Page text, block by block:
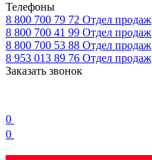
Телефоны
8 800 700 79 72 Отдел продаж
8 800 700 41 99 Отдел продаж
8 800 700 53 88 Отдел продаж
8 953 013 89 76 Отдел продаж
Заказать звонок
0
0